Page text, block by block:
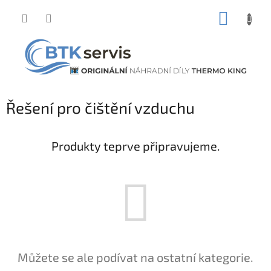
Řešení pro čištění vzduchu
Produkty teprve připravujeme.
Můžete se ale podívat na ostatní kategorie.